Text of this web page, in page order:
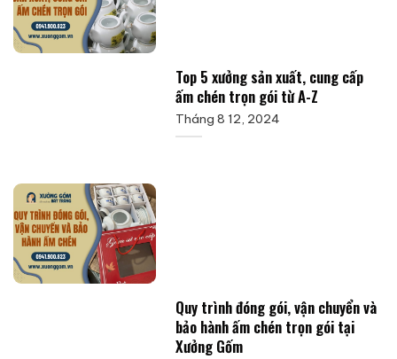
Top 5 xưởng sản xuất, cung cấp
ấm chén trọn gói từ A-Z
Tháng 8 12, 2024
Quy trình đóng gói, vận chuyển và
bảo hành ấm chén trọn gói tại
Xưởng Gốm